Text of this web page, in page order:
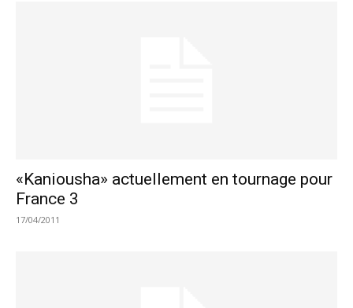
«Kaniousha» actuellement en tournage pour
France 3
17/04/2011